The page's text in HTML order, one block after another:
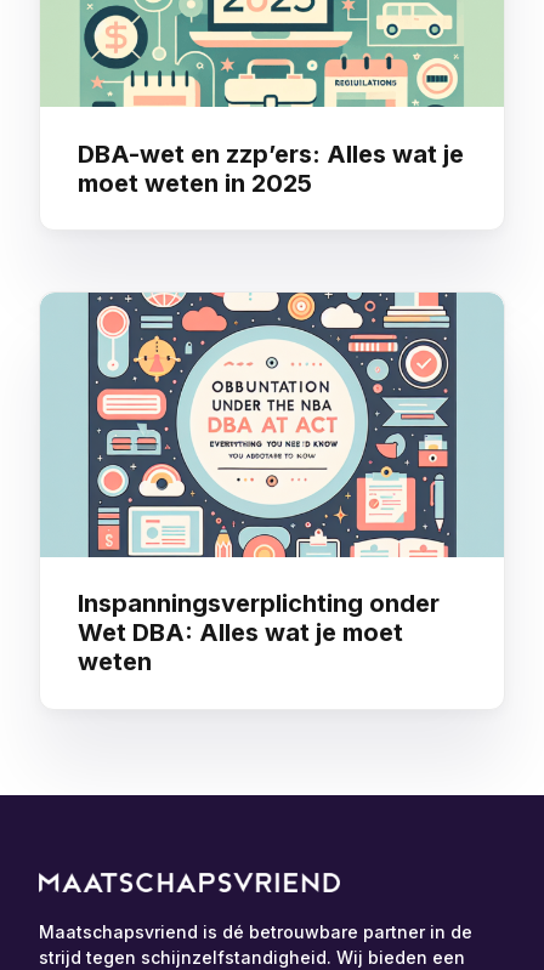
DBA-wet en zzp’ers: Alles wat je
moet weten in 2025
Inspanningsverplichting onder
Wet DBA: Alles wat je moet
weten
Maatschapsvriend is dé betrouwbare partner in de
strijd tegen schijnzelfstandigheid. Wij bieden een